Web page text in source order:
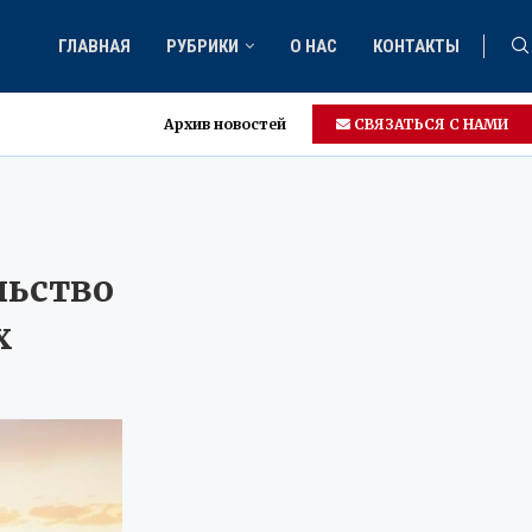
ГЛАВНАЯ РУБРИКИ О НАС КОНТАКТЫ
Архив новостей СВЯЗАТЬСЯ С НАМИ